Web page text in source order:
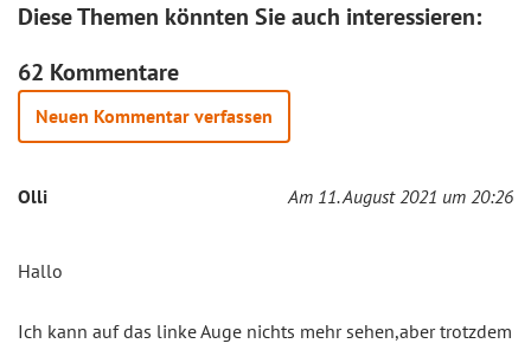
Diese Themen könnten Sie auch interessieren:
62 Kommentare
Neuen Kommentar verfassen
Olli Am 11. August 2021 um 20:26
Hallo
Ich kann auf das linke Auge nichts mehr sehen,aber trotzdem